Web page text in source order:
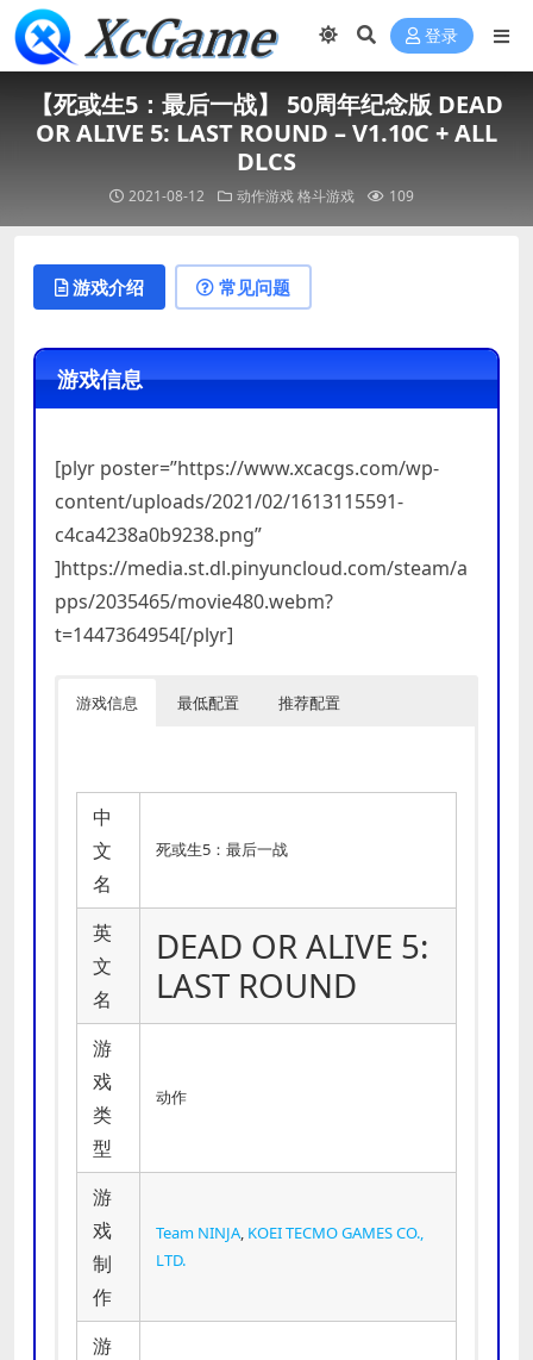
登录
【死或生5：最后一战】 50周年纪念版 DEAD
OR ALIVE 5: LAST ROUND – V1.10C + ALL
DLCS
2021-08-12 动作游戏格斗游戏 109
游戏介绍 常见问题
游戏信息
[plyr poster=”https://www.xcacgs.com/wp-
content/uploads/2021/02/1613115591-
c4ca4238a0b9238.png”
]https://media.st.dl.pinyuncloud.com/steam/a
pps/2035465/movie480.webm?
t=1447364954[/plyr]
游戏信息 最低配置 推荐配置
中
文
名
死或生5：最后一战
英
文
名
DEAD OR ALIVE 5:
LAST ROUND
游
戏
类
型
动作
游
戏
制
作
Team NINJA KOEI TECMO GAMES CO.,
LTD.
游